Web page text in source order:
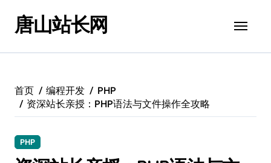
唐山站长网
首页 编程开发
PHP
资深站长亲授：PHP语法与文件操作全攻略
PHP